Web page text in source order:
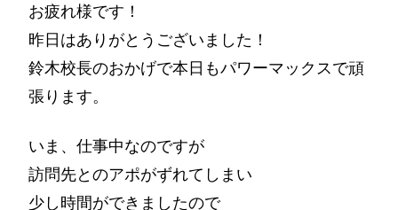
お疲れ様です！
昨日はありがとうございました！
鈴木校長のおかげで本日もパワーマックスで頑
張ります。
いま、仕事中なのですが
訪問先とのアポがずれてしまい
少し時間ができましたので